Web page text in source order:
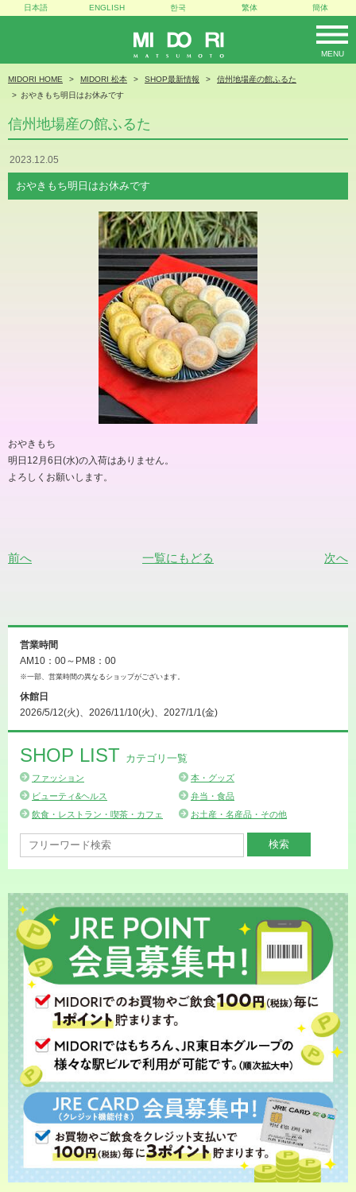
MIDORI
MENU
日本語 ENGLISH 한국 繁体 簡体
MIDORI HOME MIDORI 松本 SHOP最新情報
信州地場産の館ふるた
おやきもち明日はお休みです
信州地場産の館ふるた
2023.12.05
おやきもち明日はお休みです
おやきもち
明日12月6日(水)の入荷はありません。
よろしくお願いします。
前へ 一覧にもどる 次へ
営業時間
AM10：00～PM8：00
※一部、営業時間の異なるショップがございます。
休館日
2026/5/12(火)、2026/11/10(火)、2027/1/1(金)
SHOP LIST カテゴリ一覧
ファッション
本・グッズ
ビューティ&ヘルス
弁当・食品
飲食・レストラン・喫茶・カフェ
お土産・名産品・その他